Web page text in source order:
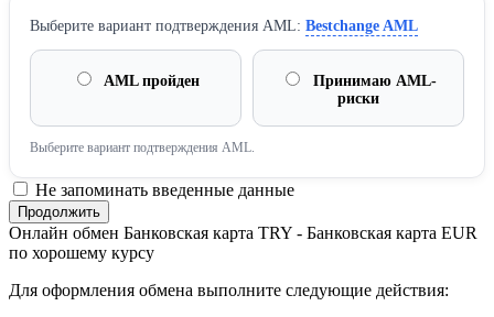
Выберите вариант подтверждения AML: Bestchange AML
AML пройден
Принимаю AML-
риски
Выберите вариант подтверждения AML.
Не запоминать введенные данные
Онлайн обмен Банковская карта TRY - Банковская карта EUR
по хорошему курсу
Для оформления обмена выполните следующие действия: